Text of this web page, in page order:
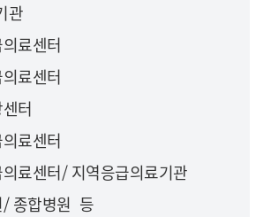
관
료센터
료센터
터
료센터
료센터/ 지역응급의료기관
종합병원 등